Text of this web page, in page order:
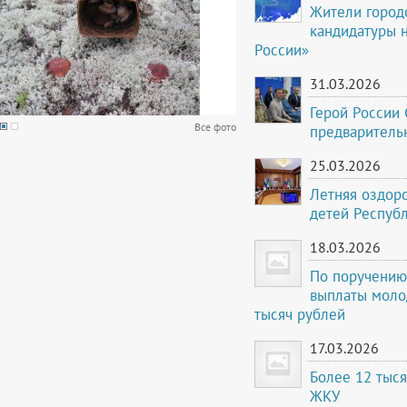
Все фото
Жители
кандидатуры
России»
31.03.2026
Герой
25.03.2026
Летняя
детей
18.03.2026
По
выплаты
тысяч рублей
17.03.2026
Более 12
ЖКУ